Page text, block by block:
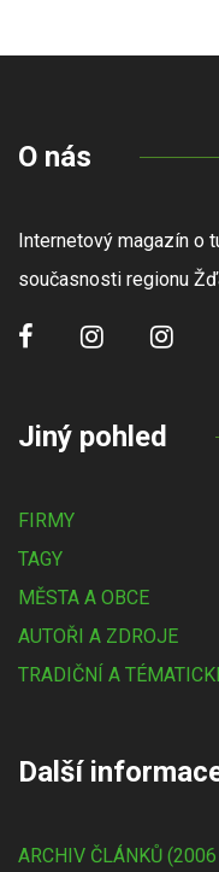
O nás
Internetový magazín o
současnosti regionu
Jiný pohled
FIRMY
TAGY
MĚSTA A OBCE
AUTOŘI A ZDROJE
TRADIČNÍ A
Další
ARCHIV ČLÁNKŮ